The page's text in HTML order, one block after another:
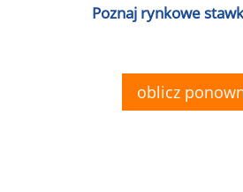
Poznaj rynkowe
oblicz